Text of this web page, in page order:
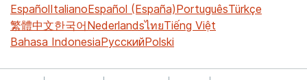
EspañolItalianoEspañol (España)PortuguêsTürkçe
繁體中文한국어NederlandsไทยTiếng Việt
Bahasa IndonesiaРусскийPolski